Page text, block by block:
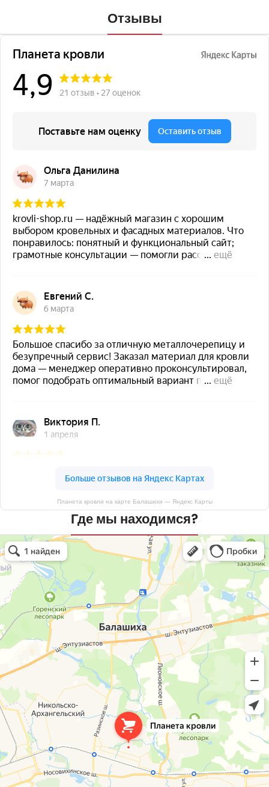
Отзывы
Планета кровли на карте Балашихи — Яндекс Карты
Где мы находимся?
Планета кровли
Кровля и кровельные материалы в Балашихе
Окна в Балашихе